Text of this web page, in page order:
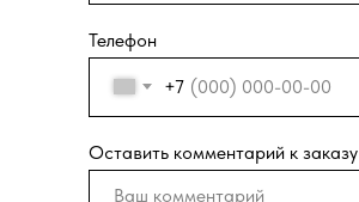
Телефон
+7
Оставить комментарий к заказу